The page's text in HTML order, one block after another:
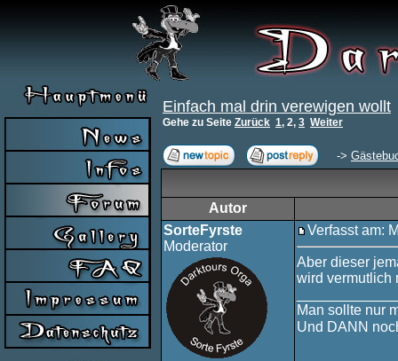
Einfach mal drin verewigen wollt
Gehe zu Seite Zurück 1, 2, 3 Weiter
->
Autor
SorteFyrste
Moderator
Verfasst am:
Aber dieser
wird vermutlich
Man sollte nur
Und DANN